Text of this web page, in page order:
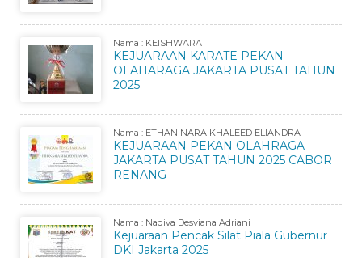
Nama : KEISHWARA
KEJUARAAN KARATE PEKAN
OLAHARAGA JAKARTA PUSAT TAHUN
2025
Nama : ETHAN NARA KHALEED ELIANDRA
KEJUARAAN PEKAN OLAHRAGA
JAKARTA PUSAT TAHUN 2025 CABOR
RENANG
Nama : Nadiva Desviana Adriani
Kejuaraan Pencak Silat Piala Gubernur
DKI Jakarta 2025